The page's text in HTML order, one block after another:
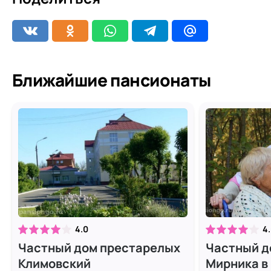
Ближайшие пансионаты
4.0
Частный дом престарелых
Климовский
Частный